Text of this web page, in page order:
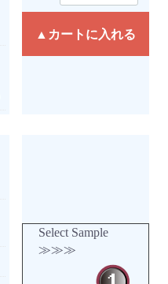
▲カートに入れる
Select Sample
≫≫≫